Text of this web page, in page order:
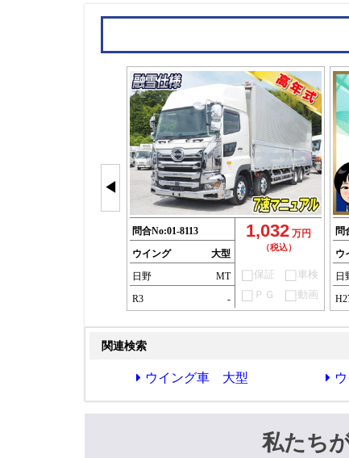
◀
問合No:01-8113
ウイング
大型
日野
MT
R3
-
1,032 万円
（税込）
保証
車検
ＰＧ
動画
問
ウ
日
関連検索
ウイング車 大型
私たち